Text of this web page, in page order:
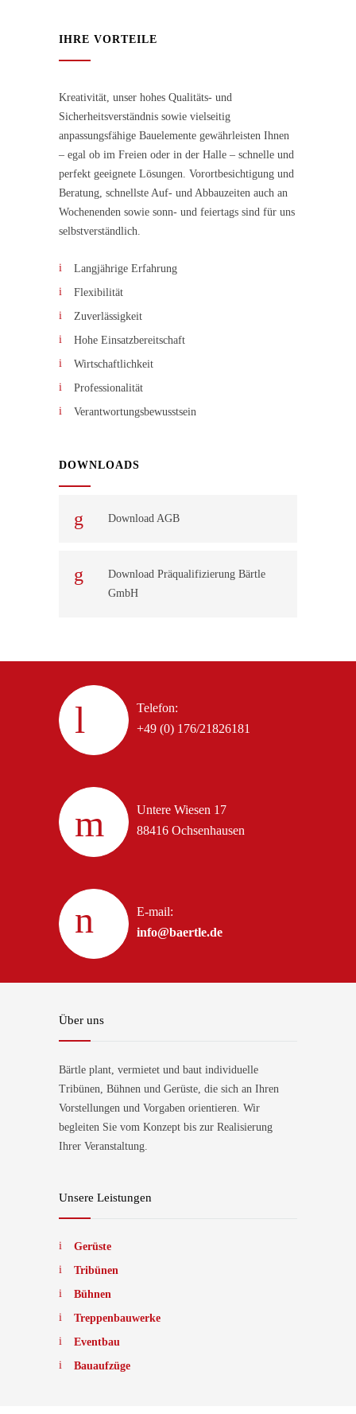
IHRE VORTEILE
Kreativität, unser hohes Qualitäts- und
Sicherheitsverständnis sowie vielseitig
anpassungsfähige Bauelemente gewährleisten Ihnen
– egal ob im Freien oder in der Halle – schnelle und
perfekt geeignete Lösungen. Vorortbesichtigung und
Beratung, schnellste Auf- und Abbauzeiten auch an
Wochenenden sowie sonn- und feiertags sind für uns
selbstverständlich.
Langjährige Erfahrung
Flexibilität
Zuverlässigkeit
Hohe Einsatzbereitschaft
Wirtschaftlichkeit
Professionalität
Verantwortungsbewusstsein
DOWNLOADS
Download AGB
Download Präqualifizierung Bärtle
GmbH
Telefon:
+49 (0) 176/21826181
Untere Wiesen 17
88416 Ochsenhausen
E-mail:
info@baertle.de
Über uns
Bärtle plant, vermietet und baut individuelle
Tribünen, Bühnen und Gerüste, die sich an Ihren
Vorstellungen und Vorgaben orientieren. Wir
begleiten Sie vom Konzept bis zur Realisierung
Ihrer Veranstaltung.
Unsere Leistungen
Gerüste
Tribünen
Bühnen
Treppenbauwerke
Eventbau
Bauaufzüge